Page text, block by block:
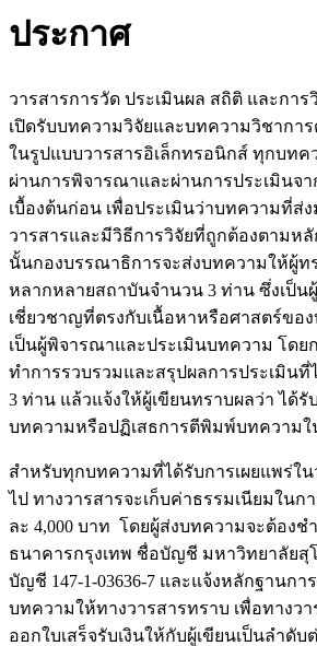
ประกาศ
วารสารการวัด ประเมินผล สถิติ และกา
เปิดรับบทความวิจัยและบทความวิชาการ
ในรูปแบบวารสารอิเล็กทรอนิกส์ ทุกบทค
ผ่านการพิจารณาและผ่านการประเมินจ
เบื้องต้นก่อน เพื่อประเมินว่าบทความที่ส่
วารสารและมีวิธีการวิจัยที่ถูกต้องตามห
นั้นกองบรรณาธิการจะส่งบทความให้ผู้
หลากหลายสถาบันจำนวน 3 ท่าน ซึ่งเป็น
เชี่ยวชาญที่ตรงกับเนื้อหาหรือศาสตร์ขอ
เป็นผู้พิจารณาและประเมินบทความ โดย
ทำการรวบรวมและสรุปผลการประเมิน
3 ท่าน แล้วแจ้งให้ผู้เขียนทราบผลว่า ได้รั
บทความหรือปฏิเสธการตีพิมพ์บทความใ
สำหรับทุกบทความที่ได้รับการเผยแพร่ใน
ไป ทางวารสารจะเก็บค่าธรรมเนียมในก
ละ 4,000 บาท โดยผู้ส่งบทความจะต้องช
ธนาคารกรุงเทพ ชื่อบัญชี มหาวิทยาลัยสุ
บัญชี 147-1-03636-7 และแจ้งหลักฐานกา
บทความให้ทางวารสารทราบ เพื่อทางวา
ออกใบเสร็จรับเงินให้กับผู้เขียนเป็นลำดับ